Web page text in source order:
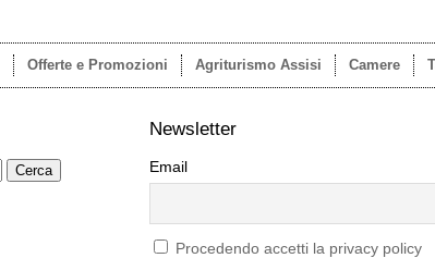
Offerte e Promozioni Agriturismo Assisi Camere
Newsletter
Email
Procedendo accetti la privacy policy